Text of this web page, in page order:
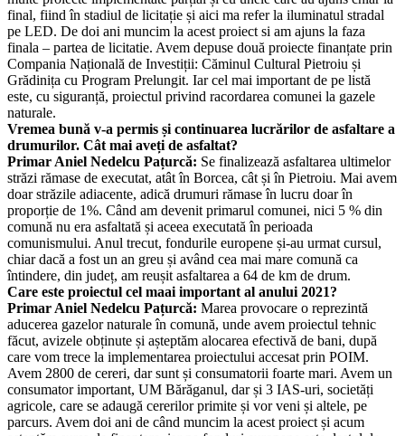
final, fiind în stadiul de licitație și aici ma refer la iluminatul stradal
pe LED. De doi ani muncim la acest proiect si am ajuns la faza
finala – partea de licitatie. Avem depuse două proiecte finanțate prin
Compania Națională de Investiții: Căminul Cultural Pietroiu și
Grădinița cu Program Prelungit. Iar cel mai important de pe listă
este, cu siguranță, proiectul privind racordarea comunei la gazele
naturale.
Vremea bună v-a permis și continuarea lucrărilor de asfaltare a
drumurilor. Cât mai aveți de asfaltat?
Primar Aniel Nedelcu Pațurcă: Se finalizează asfaltarea ultimelor
străzi rămase de executat, atât în Borcea, cât și în Pietroiu. Mai avem
doar străzile adiacente, adică drumuri rămase în lucru doar în
proporție de 1%. Când am devenit primarul comunei, nici 5 % din
comună nu era asfaltată și aceea executată în perioada
comunismului. Anul trecut, fondurile europene și-au urmat cursul,
chiar dacă a fost un an greu și având cea mai mare comună ca
întindere, din județ, am reușit asfaltarea a 64 de km de drum.
Care este proiectul cel maai important al anului 2021?
Primar Aniel Nedelcu Pațurcă: Marea provocare o reprezintă
aducerea gazelor naturale în comună, unde avem proiectul tehnic
făcut, avizele obținute și așteptăm alocarea efectivă de bani, după
care vom trece la implementarea proiectului accesat prin POIM.
Avem 2800 de cereri, dar sunt și consumatorii foarte mari. Avem un
consumator important, UM Bărăganul, dar și 3 IAS-uri, societăți
agricole, care se adaugă cererilor primite și vor veni și altele, pe
parcurs. Avem doi ani de când muncim la acest proiect și acum